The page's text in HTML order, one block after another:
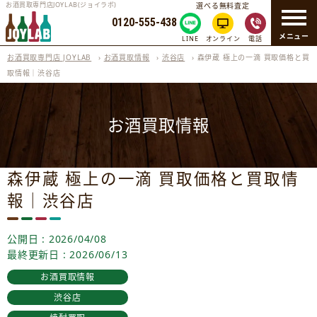
メニュー
お酒買取専門店JOYLAB(ジョイラボ)
0120-555-438
選べる無料査定
LINE オンライン 電話
お酒買取専門店 JOYLAB › お酒買取情報 › 渋谷店 › 森伊蔵 極上の一滴 買取価格と買
取情報｜渋谷店
お酒買取情報
森伊蔵 極上の一滴 買取価格と買取情
報｜渋谷店
公開日 : 2026/04/08
最終更新日 : 2026/06/13
お酒買取情報
渋谷店